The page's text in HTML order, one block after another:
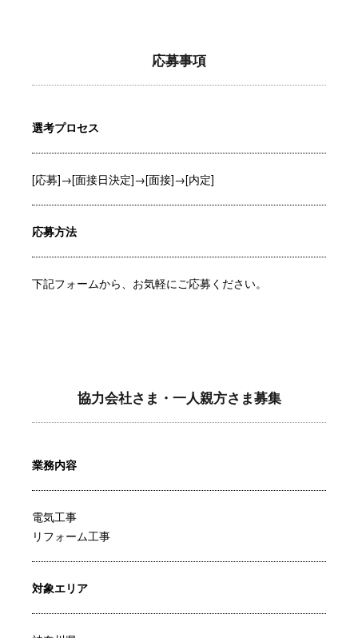
応募事項
選考プロセス
[応募]→[面接日決定]→[面接]→[内定]
応募方法
下記フォームから、お気軽にご応募ください。
協力会社さま・一人親方さま募集
業務内容
電気工事
リフォーム工事
対象エリア